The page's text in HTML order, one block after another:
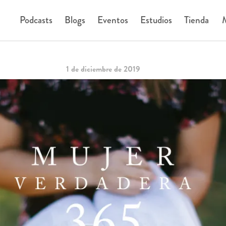
Podcasts Blogs Eventos Estudios Tienda
1 de diciembre de 2019